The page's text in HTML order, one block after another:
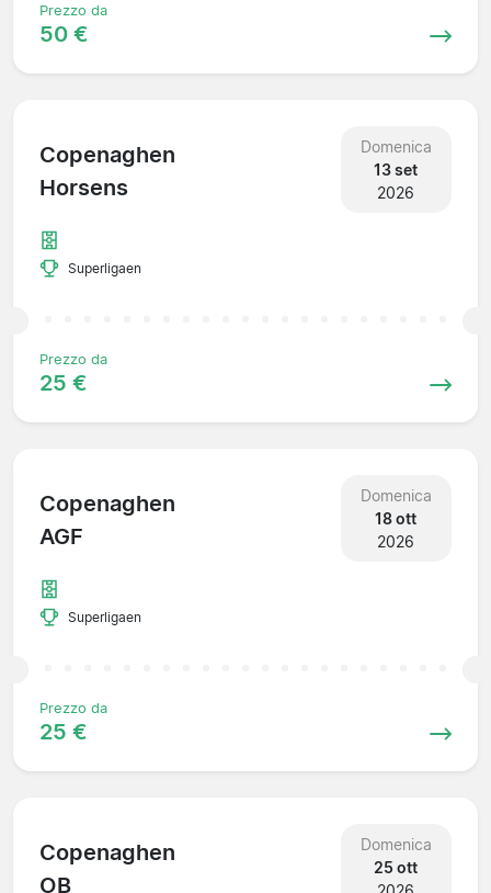
Prezzo da
50 €
Copenaghen
Horsens
Domenica
13 set
2026
Superligaen
Prezzo da
25 €
Copenaghen
AGF
Domenica
18 ott
2026
Superligaen
Prezzo da
25 €
Copenaghen
OB
Domenica
25 ott